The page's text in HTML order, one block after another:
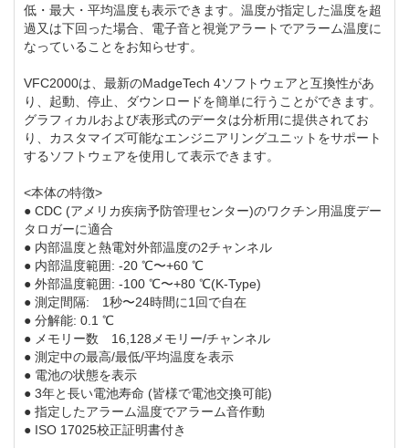
低・最大・平均温度も表示できます。温度が指定した温度を超
過又は下回った場合、電子音と視覚アラートでアラーム温度に
なっていることをお知らせす。
VFC2000は、最新のMadgeTech 4ソフトウェアと互換性があ
り、起動、停止、ダウンロードを簡単に行うことができます。
グラフィカルおよび表形式のデータは分析用に提供されてお
り、カスタマイズ可能なエンジニアリングユニットをサポート
するソフトウェアを使用して表示できます。
<本体の特徴>
● CDC (アメリカ疾病予防管理センター)のワクチン用温度デー
タロガーに適合
● 内部温度と熱電対外部温度の2チャンネル
● 内部温度範囲: -20 ℃〜+60 ℃
● 外部温度範囲: -100 ℃〜+80 ℃(K-Type)
● 測定間隔: 1秒〜24時間に1回で自在
● 分解能: 0.1 ℃
● メモリー数 16,128メモリー/チャンネル
● 測定中の最高/最低/平均温度を表示
● 電池の状態を表示
● 3年と長い電池寿命 (皆様で電池交換可能)
● 指定したアラーム温度でアラーム音作動
● ISO 17025校正証明書付き